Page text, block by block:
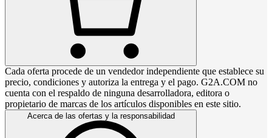
Cada oferta procede de un vendedor independiente que establece su
precio, condiciones y autoriza la entrega y el pago. G2A.COM no
cuenta con el respaldo de ninguna desarrolladora, editora o
propietario de marcas de los artículos disponibles en este sitio.
Acerca de las ofertas y la responsabilidad